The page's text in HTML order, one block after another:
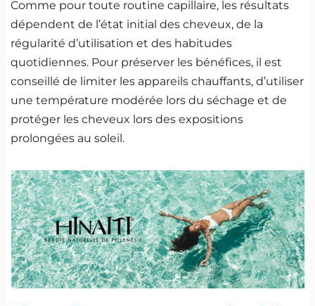
Comme pour toute routine capillaire, les résultats
dépendent de l’état initial des cheveux, de la
régularité d’utilisation et des habitudes
quotidiennes. Pour préserver les bénéfices, il est
conseillé de limiter les appareils chauffants, d’utiliser
une température modérée lors du séchage et de
protéger les cheveux lors des expositions
prolongées au soleil.